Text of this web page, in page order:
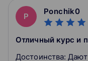
P
Ponchik0
Достоинства: Дают нужную и полезную